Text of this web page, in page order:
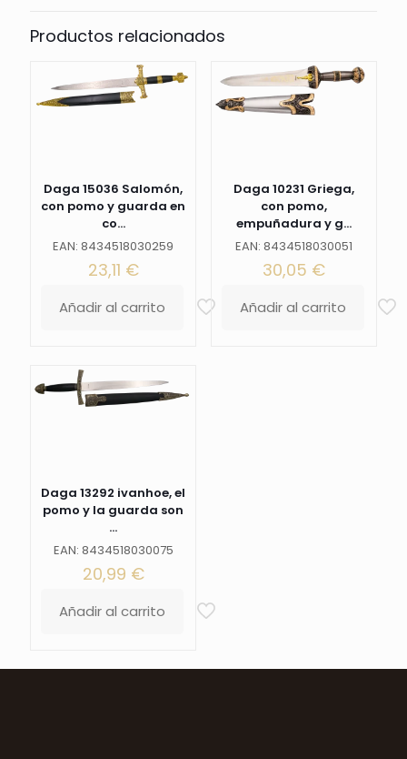
de
color
de
acero.
negra
con
Ref.
10093
cantidad
Productos relacionados
Daga 15036 Salomón,
con pomo y guarda en
co...
EAN: 8434518030259
23,11 €
Añadir al carrito
Daga 10231 Griega,
con pomo,
empuñadura y g...
EAN: 8434518030051
30,05 €
Añadir al carrito
Daga 13292 ivanhoe, el
pomo y la guarda son
...
EAN: 8434518030075
20,99 €
Añadir al carrito